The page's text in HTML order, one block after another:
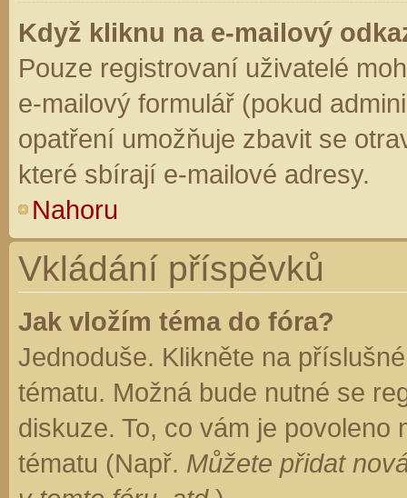
Když kliknu na e-mailový
Pouze registrovaní uživatelé
e-mailový formulář (pokud
opatření umožňuje zbavit se
které sbírají e-mailové adresy.
Nahoru
Vkládání příspěvků
Jak vložím téma do fóra?
Jednoduše. Klikněte na
tématu. Možná bude nutné se
diskuze. To, co vám je
tématu (Např. Můžete přidat